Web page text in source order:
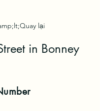
lại
in Bonney